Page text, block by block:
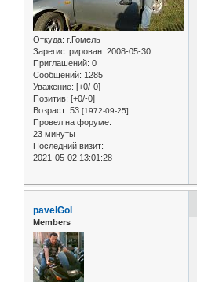
Откуда: г.Гомель
Зарегистрирован: 2008-05-30
Приглашений: 0
Сообщений: 1285
Уважение: [+0/-0]
Позитив: [+0/-0]
Возраст: 53 [1972-09-25]
Провел на форуме:
23 минуты
Последний визит:
2021-05-02 13:01:28
pavelGol
Members